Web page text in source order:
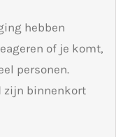
hebben
of je komt,
personen.
zijn binnenkort